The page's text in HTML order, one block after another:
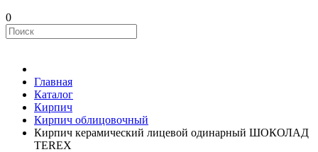
0
Главная
Каталог
Кирпич
Кирпич облицовочный
Кирпич керамический лицевой одинарный ШОКОЛАД
TEREX